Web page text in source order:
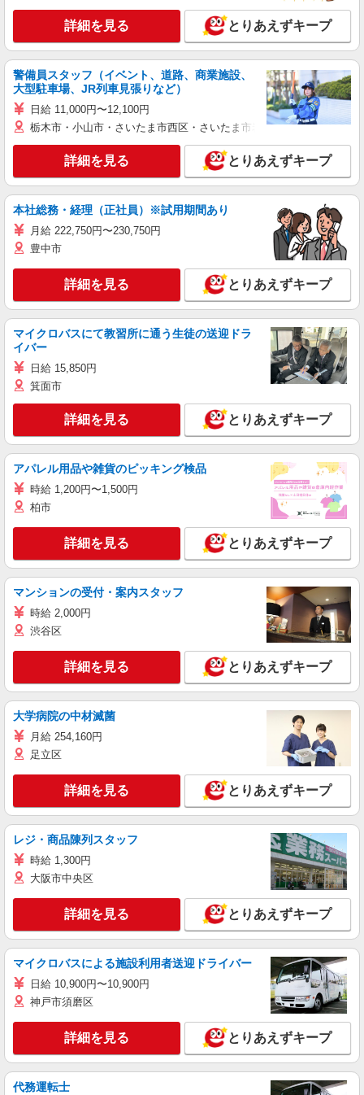
詳細を見る とりあえずキープ
警備員スタッフ（イベント、道路、商業施設、
大型駐車場、JR列車見張りなど）
日給 11,000円〜12,100円
栃木市・小山市・さいたま市西区・さいたま市岩槻区・久喜市・蓮田
詳細を見る とりあえずキープ
本社総務・経理（正社員）※試用期間あり
月給 222,750円〜230,750円
豊中市
詳細を見る とりあえずキープ
マイクロバスにて教習所に通う生徒の送迎ドラ
イバー
日給 15,850円
箕面市
詳細を見る とりあえずキープ
アパレル用品や雑貨のピッキング検品
時給 1,200円〜1,500円
柏市
詳細を見る とりあえずキープ
マンションの受付・案内スタッフ
時給 2,000円
渋谷区
詳細を見る とりあえずキープ
大学病院の中材滅菌
月給 254,160円
足立区
詳細を見る とりあえずキープ
レジ・商品陳列スタッフ
時給 1,300円
大阪市中央区
詳細を見る とりあえずキープ
マイクロバスによる施設利用者送迎ドライバー
日給 10,900円〜10,900円
神戸市須磨区
詳細を見る とりあえずキープ
代務運転士